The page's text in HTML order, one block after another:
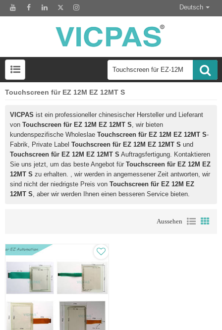
Deutsch
Touchscreen für EZ 12M EZ 12MT S
VICPAS ist ein professioneller chinesischer Hersteller und Lieferant
von Touchscreen für EZ 12M EZ 12MT S, wir bieten
kundenspezifische Wholeslae Touchscreen für EZ 12M EZ 12MT S-
Fabrik, Private Label Touchscreen für EZ 12M EZ 12MT S und
Touchscreen für EZ 12M EZ 12MT S Auftragsfertigung. Kontaktieren
Sie uns jetzt, um das beste Angebot für Touchscreen für EZ 12M EZ
12MT S zu erhalten. , wir werden in angemessener Zeit antworten, wir
sind nicht der niedrigste Preis von Touchscreen für EZ 12M EZ
12MT S, aber wir werden Ihnen einen besseren Service bieten.
Aussehen